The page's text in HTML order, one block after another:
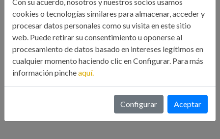
cookies o tecnologías similares para almacenar, acceder y
procesar datos personales como su visita en este sitio
web. Puede retirar su consentimiento u oponerse al
procesamiento de datos basado en intereses legítimos en
cualquier momento haciendo clic en Configurar. Para más
información pincheaquí.
Configurar Aceptar